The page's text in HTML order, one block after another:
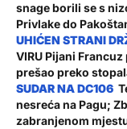
snage borili se s
Privlake do
VIRU Pijani
prešao preko
nesreća na Pagu;
zabranjenom